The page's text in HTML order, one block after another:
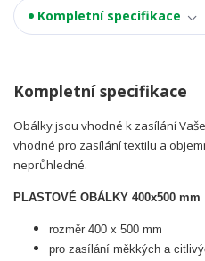
Kompletní specifikace
Kompletní specifikace
Obálky jsou vhodné k zasílání
vhodné pro zasílání textilu a
neprůhledné.
PLASTOVÉ OBÁLKY 400x500 mm
rozměr 400 x 500 mm
pro zasílání měkkých a